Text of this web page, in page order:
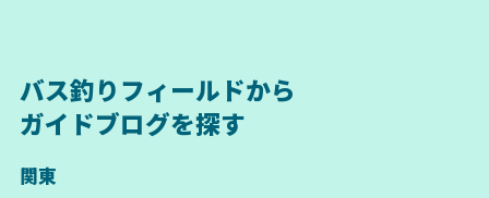
バス釣りフィールドから
ガイドブログを探す
関東